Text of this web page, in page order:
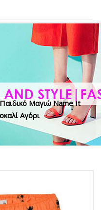
Παιδικό Μαγιώ Name It
Αγόρι